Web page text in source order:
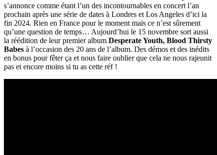
s’annonce comme étant l’un des incontournables en concert l’an
prochain après une série de dates à Londres et Los Angeles d’ici la
fin 2024. Rien en France pour le moment mais ce n’est sûrement
qu’une question de temps… Aujourd’hui le 15 novembre sort aussi
la réédition de leur premier album Desperate Youth, Blood Thirsty
Babes à l’occasion des 20 ans de l’album. Des démos et des inédits
en bonus pour fêter ça et nous faire oublier que cela ne nous rajeunit
pas et encore moins si tu as cette réf !